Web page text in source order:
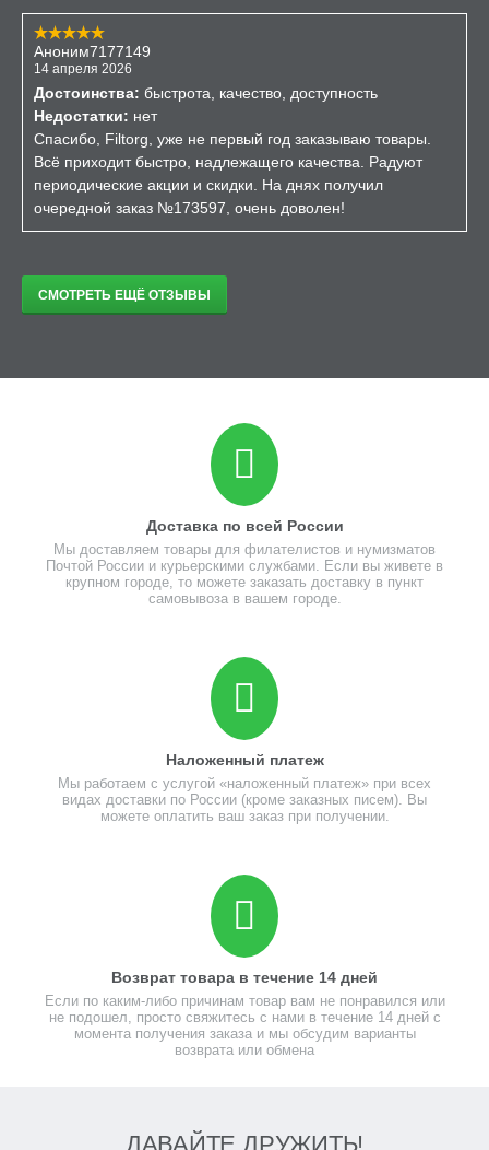
Аноним7177149
14 апреля 2026
Достоинства: быстрота, качество, доступность
Недостатки: нет
Спасибо, Filtorg, уже не первый год заказываю товары.
Всё приходит быстро, надлежащего качества. Радуют
периодические акции и скидки. На днях получил
очередной заказ №173597, очень доволен!
СМОТРЕТЬ ЕЩЁ ОТЗЫВЫ
Доставка по всей России
Мы доставляем товары для филателистов и нумизматов
Почтой России и курьерскими службами. Если вы живете в
крупном городе, то можете заказать доставку в пункт
самовывоза в вашем городе.
Наложенный платеж
Мы работаем с услугой «наложенный платеж» при всех
видах доставки по России (кроме заказных писем). Вы
можете оплатить ваш заказ при получении.
Возврат товара в течение 14 дней
Если по каким-либо причинам товар вам не понравился или
не подошел, просто свяжитесь с нами в течение 14 дней с
момента получения заказа и мы обсудим варианты
возврата или обмена
ДАВАЙТЕ ДРУЖИТЬ!